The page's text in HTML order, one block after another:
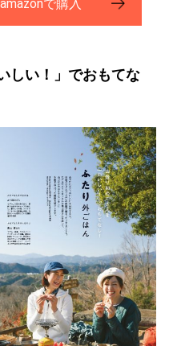
で購入
しい！」でおもてな